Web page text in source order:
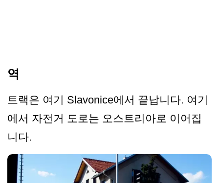
역
트랙은 여기 Slavonice에서 끝납니다. 여기
에서 자전거 도로는 오스트리아로 이어집
니다.